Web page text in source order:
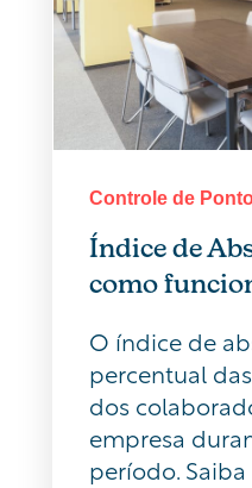
Controle de
Índice de
como
O índice de
percentual
dos
empresa
período.